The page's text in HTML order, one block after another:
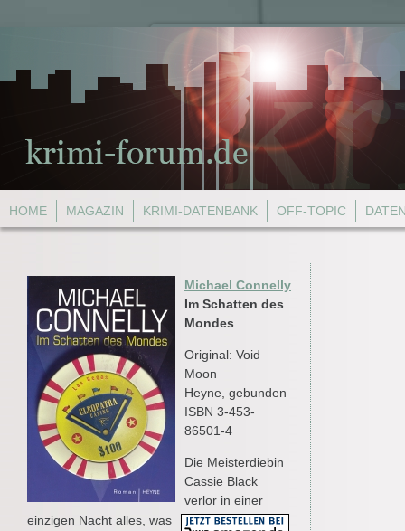
HOME MAGAZIN KRIMI-DATENBANK OFF-TOPIC
Michael Connelly
Im Schatten des
Mondes
Original: Void
Moon
Heyne, gebunden
ISBN 3-453-
86501-4
Die Meisterdiebin
Cassie Black
verlor in einer
einzigen Nacht alles, was